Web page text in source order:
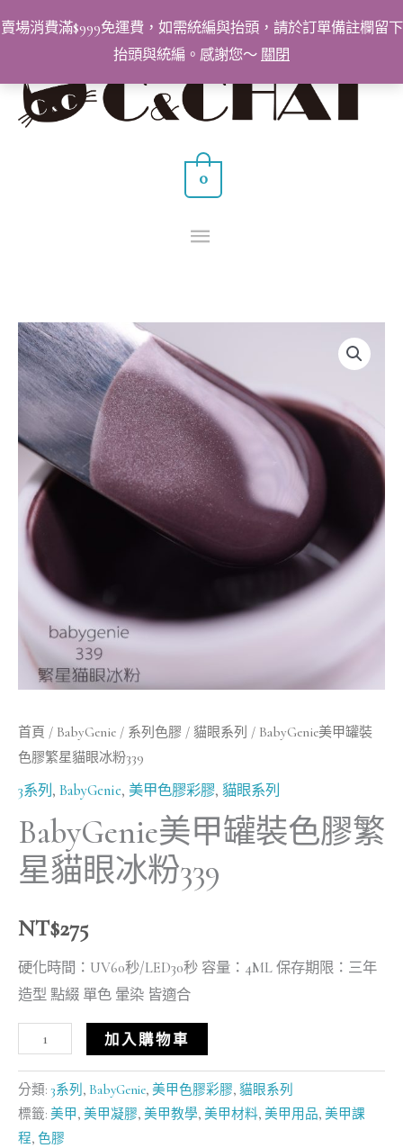
賣場消費滿$999免運費，如需統編與抬頭，請於訂單備註欄留下
抬頭與統編。感謝您～ 關閉
至
要
選
0
首頁 / BabyGenie / 系列色膠 / 貓眼系列 / BabyGenie美甲罐裝
色膠繁星貓眼冰粉339
3系列, BabyGenie, 美甲色膠彩膠, 貓眼系列
BabyGenie美甲罐裝色膠繁
星貓眼冰粉339
NT$275
硬化時間：UV60秒/LED30秒 容量：4ML 保存期限：三年
造型 點綴 單色 暈染 皆適合
BabyGenie
美
甲
裝
膠
繁
星
冰
粉
339
量
加入購物車
分類: 3系列 , BabyGenie, 美甲色膠彩膠, 貓眼系列
標籤: 美甲, 美甲凝膠, 美甲教學, 美甲材料, 美甲用品, 美甲課
程, 色膠